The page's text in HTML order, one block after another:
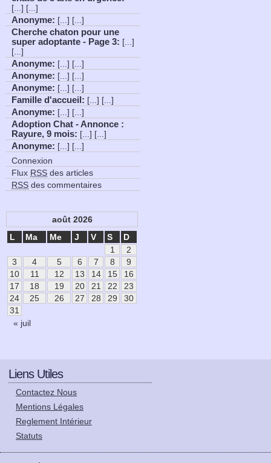
[...] [...]
Anonyme: [...] [...]
Cherche chaton pour une
super adoptante - Page 3: [...]
[...]
Anonyme: [...] [...]
Anonyme: [...] [...]
Anonyme: [...] [...]
Famille d'accueil : [...] [...]
Anonyme: [...] [...]
Adoption Chat - Annonce :
Rayure, 9 mois: [...] [...]
Anonyme: [...] [...]
Connexion
Flux RSS des articles
RSS des commentaires
août 2026
L
Ma Me J V S D
« juil
1
2
3
4 5 6 7 8
9
10
11 12 13 14 15
16
17
18 19 20 21 22
23
24
25 26 27 28 29
30
31
Liens Utiles
Contactez Nous
Mentions Légales
Reglement Intérieur
Statuts